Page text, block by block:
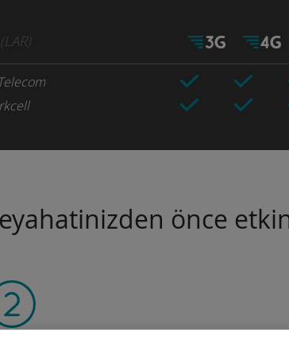
(LAR)
önce